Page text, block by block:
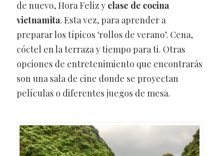
de nuevo, Hora Feliz y clase de cocina
vietnamita. Esta vez, para aprender a
preparar los típicos ‘rollos de verano’. Cena,
cóctel en la terraza y tiempo para ti. Otras
opciones de entretenimiento que encontrarás
son una sala de cine donde se proyectan
películas o diferentes juegos de mesa.